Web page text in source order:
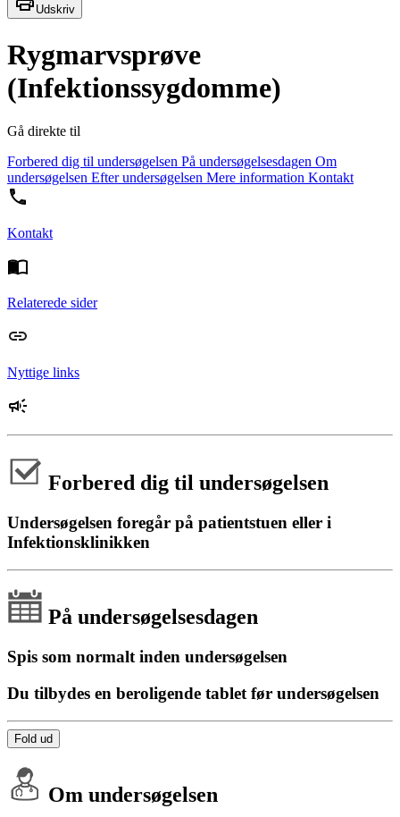
Udskriv
Rygmarvsprøve
(Infektionssygdomme)
Gå direkte til
Forbered dig til undersøgelsen På undersøgelsesdagen Om
undersøgelsen Efter undersøgelsen Mere information Kontakt
Kontakt
Relaterede sider
Nyttige links
Forbered dig til undersøgelsen
Undersøgelsen foregår på patientstuen eller i
Infektionsklinikken
På undersøgelsesdagen
Spis som normalt inden undersøgelsen
Du tilbydes en beroligende tablet før undersøgelsen
Fold ud
Om undersøgelsen